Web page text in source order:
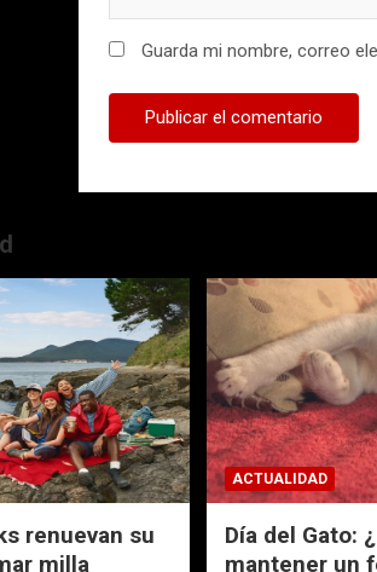
Guarda mi nombre, correo
renuevan su
milla
ACTUALIDAD
Día del Gato:
mantener un